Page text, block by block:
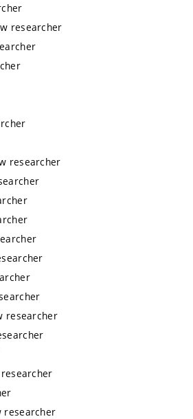
researcher
researcher
researcher
researcher